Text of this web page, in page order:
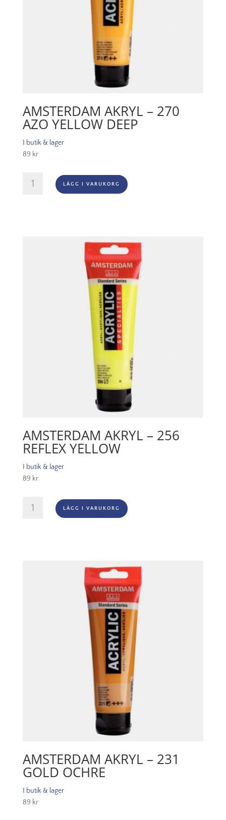
AMSTERDAM AKRYL – 270
AZO YELLOW DEEP
I butik & lager
89 kr
Amsterdam
Akryl
LÄGG I VARUKORG
AMSTERDAM AKRYL – 256
REFLEX YELLOW
I butik & lager
89 kr
Amsterdam
Akryl
LÄGG I VARUKORG
AMSTERDAM AKRYL – 231
GOLD OCHRE
I butik & lager
89 kr